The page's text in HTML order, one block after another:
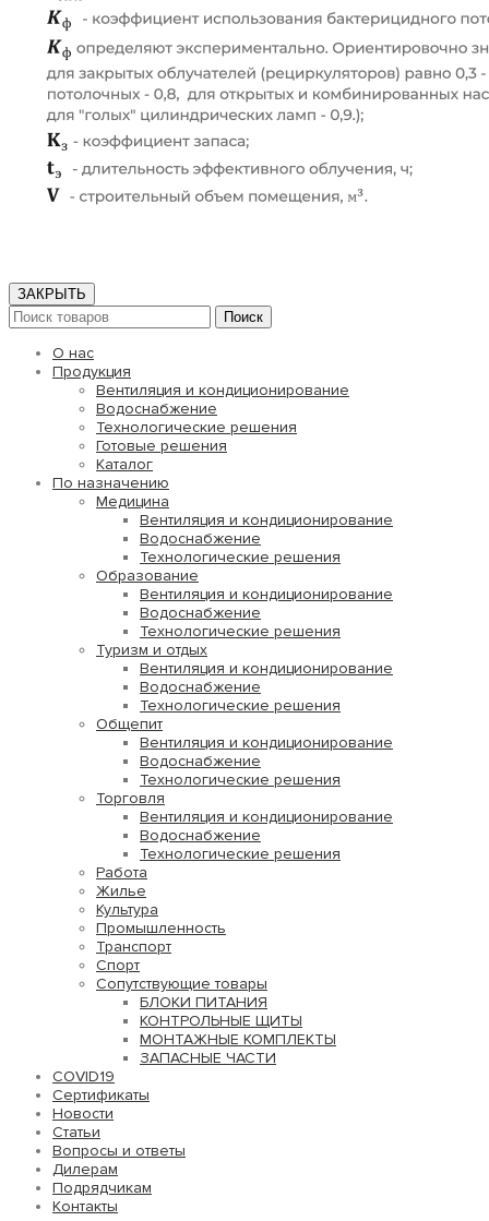
ЗАКРЫТЬ
Поиск
О нас
Продукция
Вентиляция и кондиционирование
Водоснабжение
Технологические решения
Готовые решения
Каталог
По назначению
Медицина
Вентиляция и кондиционирование
Водоснабжение
Технологические решения
Образование
Вентиляция и кондиционирование
Водоснабжение
Технологические решения
Туризм и отдых
Вентиляция и кондиционирование
Водоснабжение
Технологические решения
Общепит
Вентиляция и кондиционирование
Водоснабжение
Технологические решения
Торговля
Вентиляция и кондиционирование
Водоснабжение
Технологические решения
Работа
Жилье
Культура
Промышленность
Транспорт
Спорт
Сопутствующие товары
БЛОКИ ПИТАНИЯ
КОНТРОЛЬНЫЕ ЩИТЫ
МОНТАЖНЫЕ КОМПЛЕКТЫ
ЗАПАСНЫЕ ЧАСТИ
COVID19
Сертификаты
Новости
Статьи
Вопросы и ответы
Дилерам
Подрядчикам
Контакты